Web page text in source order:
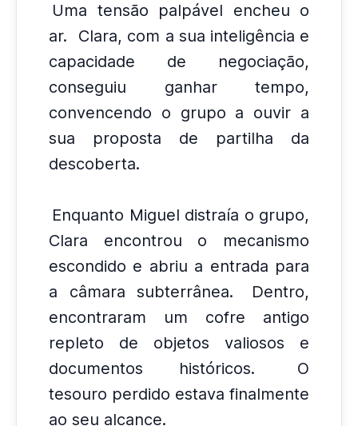
Uma tensão palpável encheu o
ar.
Clara, com a sua inteligência e
capacidade de negociação,
conseguiu ganhar tempo,
convencendo o grupo a ouvir a
sua proposta de partilha da
descoberta.
Enquanto Miguel distraía o grupo,
Clara encontrou o mecanismo
escondido e abriu a entrada para
a câmara subterrânea.
Dentro,
encontraram um cofre antigo
repleto de objetos valiosos e
documentos históricos.
O
tesouro perdido estava finalmente
ao seu alcance.